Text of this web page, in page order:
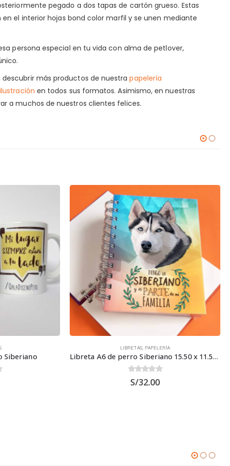
pegado a dos tapas de cartón grueso. Estas
el interior hojas bond color marfil y se unen mediante
persona especial en tu vida con alma de petlover,
descubrir más productos de nuestrapapelería
en todos sus formatos. Asimismo, en nuestras
a muchos de nuestros clientes felices.
Siberiano
LIBRETAS, PAPELERÍA
Libreta A6 de perro Siberiano 15.50 x 11.50 cm
out of 5
S/32.00